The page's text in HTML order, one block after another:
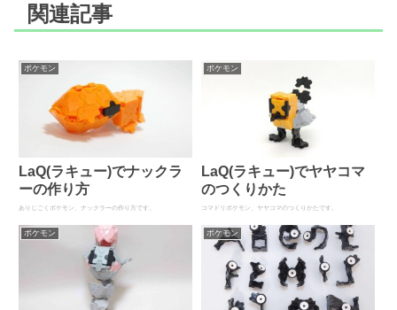
関連記事
ポケモン
LaQ(ラキュー)でナックラ
ーの作り方
ありじごくポケモン、ナックラーの作り方です。
ポケモン
LaQ(ラキュー)でヤヤコマ
のつくりかた
コマドリポケモン、ヤヤコマのつくりかたです。
ポケモン ポケモン